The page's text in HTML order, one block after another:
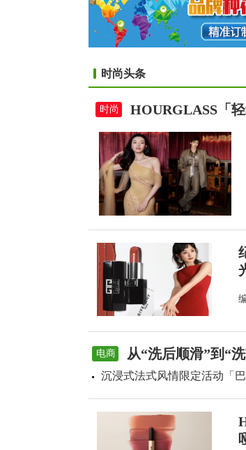
时尚头条
时尚 HOURGLASS「
电商 从“洗后顺滑”到“
沉浸式法式风情限定活动「